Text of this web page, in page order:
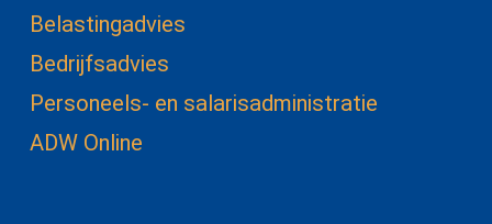
Belastingadvies
Bedrijfsadvies
Personeels- en salarisadministratie
ADW Online